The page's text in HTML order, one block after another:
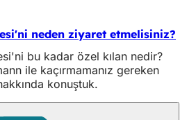
neden ziyaret etmelisiniz?
bu kadar özel kılan nedir?
ile kaçırmamanız gereken
konuştuk.